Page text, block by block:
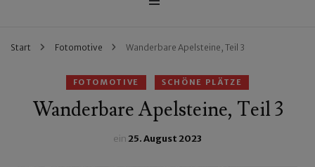
Start Fotomotive Wanderbare Apelsteine, Teil 3
FOTOMOTIVE SCHÖNE PLÄTZE
Wanderbare Apelsteine, Teil 3
ein25. August 2023